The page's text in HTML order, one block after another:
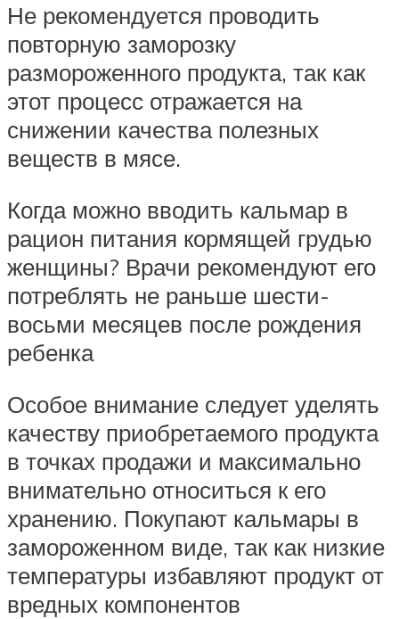
Не рекомендуется проводить
повторную заморозку
размороженного продукта, так как
этот процесс отражается на
снижении качества полезных
веществ в мясе.
Когда можно вводить кальмар в
рацион питания кормящей грудью
женщины? Врачи рекомендуют его
потреблять не раньше шести-
восьми месяцев после рождения
ребенка
Особое внимание следует уделять
качеству приобретаемого продукта
в точках продажи и максимально
внимательно относиться к его
хранению. Покупают кальмары в
замороженном виде, так как низкие
температуры избавляют продукт от
вредных компонентов